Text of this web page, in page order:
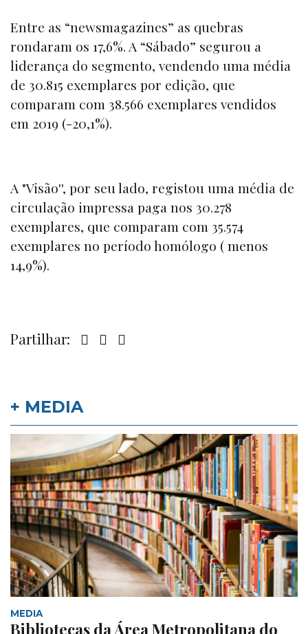
Entre as “newsmagazines” as quebras
rondaram os 17,6%. A “Sábado” segurou a
liderança do segmento, vendendo uma média
de 30.815 exemplares por edição, que
comparam com 38.566 exemplares vendidos
em 2019 (-20,1%).
A "Visão'', por seu lado, registou uma média de
circulação impressa paga nos 30.278
exemplares, que comparam com 35.574
exemplares no período homólogo ( menos
14,9%).
Partilhar:
+ MEDIA
MEDIA
Bibliotecas da Área Metropolitana do